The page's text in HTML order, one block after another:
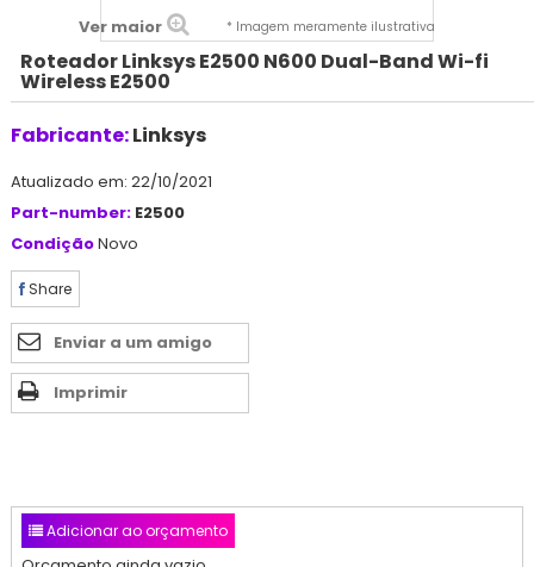
Ver maior * Imagem meramente ilustrativa
Roteador Linksys E2500 N600 Dual-Band Wi-fi
Wireless E2500
Fabricante:Linksys
Atualizado em: 22/10/2021
Part-number: E2500
CondiçãoNovo
Share
Enviar a um amigo
Imprimir
Adicionar ao orçamento